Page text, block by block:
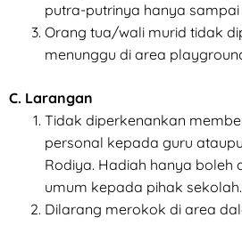
putra-putrinya hanya sampai
Orang tua/wali murid tidak
menunggu di area
C. Larangan
Tidak diperkenankan
personal kepada guru
Rodiya. Hadiah hanya boleh
umum kepada pihak sekolah.
Dilarang merokok di area